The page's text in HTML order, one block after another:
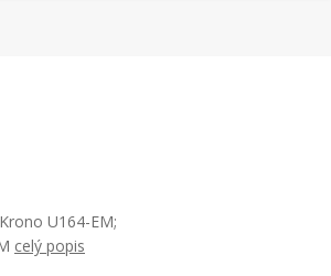
U164-EM;
celý popis